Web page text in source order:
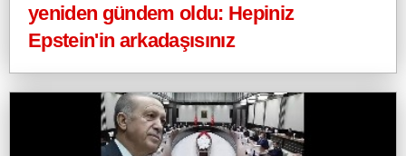
yeniden gündem oldu: Hepiniz
Epstein'in arkadaşısınız